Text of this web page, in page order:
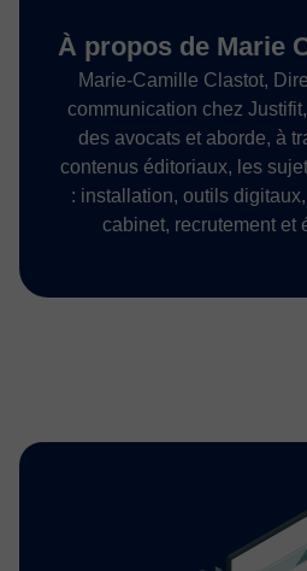
À propos de Marie
Marie-Camille Clastot,
communication chez
des avocats et aborde, à
contenus éditoriaux, les
: installation, outils
cabinet, recrutement et